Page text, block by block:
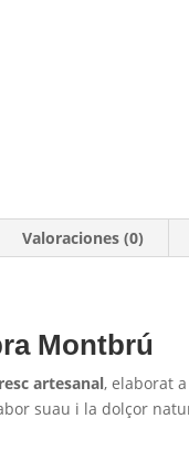
Valoraciones (0)
Montbrú
artesanal, elaborat
suau i la dolçor